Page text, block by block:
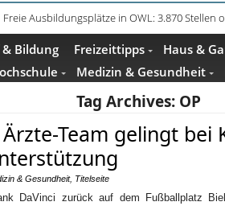
Freie Ausbildungsplätze in OWL: 3.870 Stellen
Recyclingpapier in Küche und Bad schont
Bildung Freizeittipps Haus &
Medizin & Gesundheit
Tag Archives: OP
Team gelingt bei
& Gesundheit, Titelseite
DaVinci zurück auf dem Fußballplatz